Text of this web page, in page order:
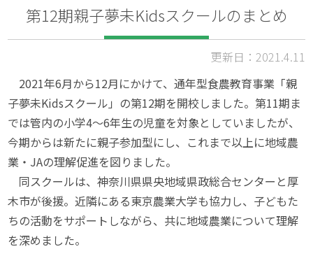
第12期親子夢未Kidsスクールのまとめ
更新日：2021.4.11
2021年6月から12月にかけて、通年型食農教育事業「親
子夢未Kidsスクール」の第12期を開校しました。第11期ま
では管内の小学4～6年生の児童を対象としていましたが、
今期からは新たに親子参加型にし、これまで以上に地域農
業・JAの理解促進を図りました。
同スクールは、神奈川県県央地域県政総合センターと厚
木市が後援。近隣にある東京農業大学も協力し、子どもた
ちの活動をサポートしながら、共に地域農業について理解
を深めました。